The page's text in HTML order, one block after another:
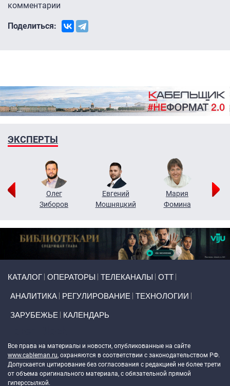
комментарии
Поделиться:
ЭКСПЕРТЫ
Олег
Зиборов
Евгений
Мошняцкий
Мария
Фомина
КАТАЛОГ ОПЕРАТОРЫ ТЕЛЕКАНАЛЫ ОТТ
АНАЛИТИКА РЕГУЛИРОВАНИЕ ТЕХНОЛОГИИ
ЗАРУБЕЖЬЕ КАЛЕНДАРЬ
Все права на материалы и новости, опубликованные на сайте
www.cableman.ru, охраняются в соответствии с законодательством РФ.
Допускается цитирование без согласования с редакцией не более трети
от объема оригинального материала, с обязательной прямой
гиперссылкой.